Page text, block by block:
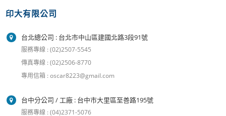
印大有限公司
台北總公司 : 台北市中山區建國北路3段91號
服務專線 : (02)2507-5545
傳真專線 : (02)2506-8770
專用信箱 : oscar8223@gmail.com
台中分公司 / 工廠 : 台中市大里區至善路195號
服務專線 : (04)2371-5076